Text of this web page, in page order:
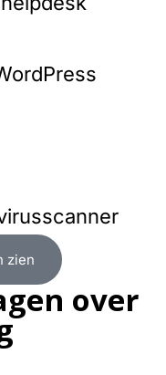
zien
over